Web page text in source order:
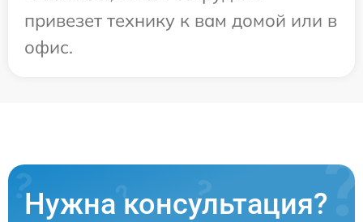
привезет технику к вам домой или в
офис.
Нужна консультация?